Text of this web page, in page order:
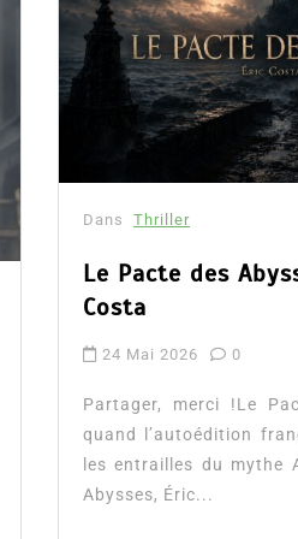
Dans Thriller
Le Pacte des
Costa
24 Mai 2026 0
Partager, merci !Le
quand l’autoédition
les entrailles du mythe
Abysses, Éric...